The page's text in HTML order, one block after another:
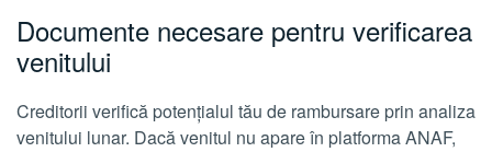
Documente necesare pentru verificarea
venitului
Creditorii verifică potențialul tău de rambursare prin analiza
venitului lunar. Dacă venitul nu apare în platforma ANAF,